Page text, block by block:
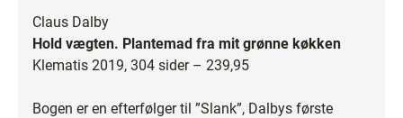
Claus Dalby
Hold vægten. Plantemad fra mit grønne køkken
Klematis 2019, 304 sider – 239,95
Bogen er en efterfølger til ”Slank”, Dalbys første